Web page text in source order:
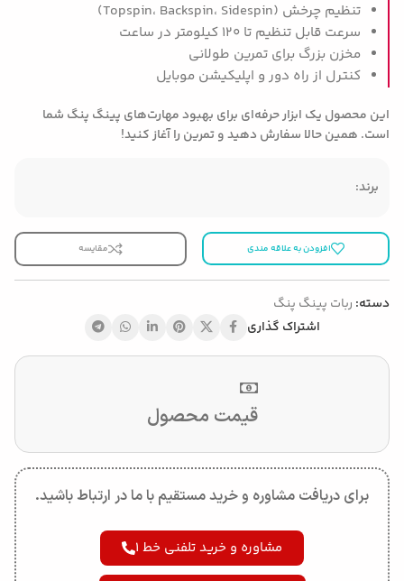
تنظیم چرخش (Topspin، Backspin، Sidespin)
سرعت قابل تنظیم تا 120 کیلومتر در ساعت
مخزن بزرگ برای تمرین طولانی
کنترل از راه دور و اپلیکیشن موبایل
این محصول یک ابزار حرفه‌ای برای بهبود مهارت‌های پینگ پنگ شما
است. همین حالا سفارش دهید و تمرین را آغاز کنید!
برند:
افزودن به علاقه مندی مقایسه
دسته: ربات پینگ پنگ
اشتراک گذاری
قیمت محصول
برای دریافت مشاوره و خرید مستقیم با ما در ارتباط باشید.
مشاوره و خرید تلفنی خط 1